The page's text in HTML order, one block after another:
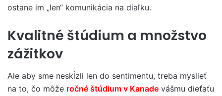
ostane im „len“ komunikácia na diaľku.
Kvalitné štúdium a množstvo
zážitkov
Ale aby sme neskĺzli len do sentimentu, treba myslieť
na to, čo môže ročné štúdium v Kanade vášmu dieťaťu